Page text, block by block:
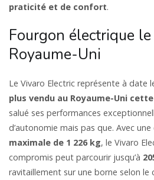
praticité et de confort.
Fourgon électrique
Royaume-Uni
Le Vivaro Electric représente à date
plus vendu au Royaume-Uni
salué ses performances
d’autonomie mais pas que. Avec
maximale de 1 226 kg, le Vivaro
compromis peut parcourir jusqu’à
ravitaillement sur une borne selon le